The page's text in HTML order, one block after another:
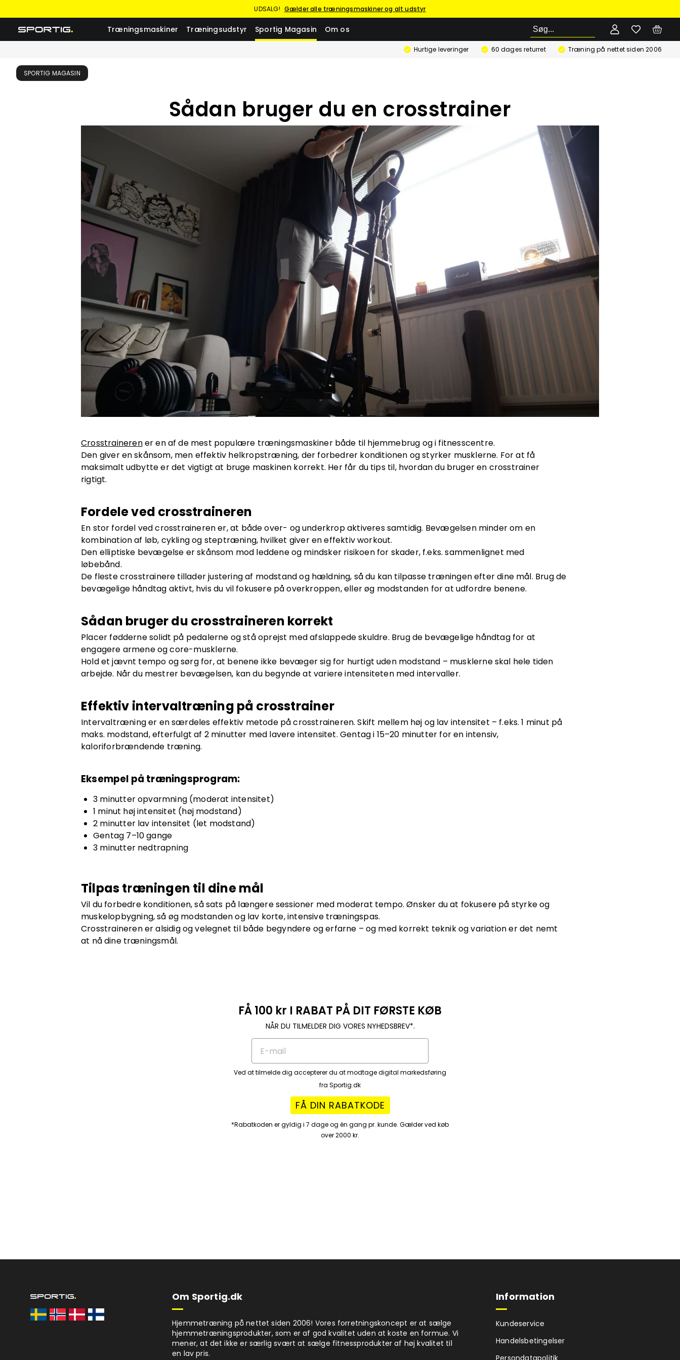
UDSALG! Gælder alle træningsmaskiner og alt udstyr
Træningsmaskiner Træningsudstyr Sportig Magasin Om os Søg
Hurtige leveringer 60 dages returret Træning på nettet siden 2006
SPORTIG MAGASIN
Sådan bruger du en crosstrainer
Crosstrainerener en af de mest populære træningsmaskiner både til hjemmebrug og i fitnesscentre.
Den giver en skånsom, men effektiv helkropstræning, der forbedrer konditionen og styrker musklerne. For at få
maksimalt udbytte er det vigtigt at bruge maskinen korrekt. Her får du tips til, hvordan du bruger en crosstrainer
rigtigt.
Fordele ved crosstraineren
En stor fordel ved crosstraineren er, at både over- og underkrop aktiveres samtidig. Bevægelsen minder om en
kombination af løb, cykling og steptræning, hvilket giver en effektiv workout.
Den elliptiske bevægelse er skånsom mod leddene og mindsker risikoen for skader, f.eks. sammenlignet med
løbebånd.
De fleste crosstrainere tillader justering af modstand og hældning, så du kan tilpasse træningen efter dine mål. Brug de
bevægelige håndtag aktivt, hvis du vil fokusere på overkroppen, eller øg modstanden for at udfordre benene.
Sådan bruger du crosstraineren korrekt
Placer fødderne solidt på pedalerne og stå oprejst med afslappede skuldre. Brug de bevægelige håndtag for at
engagere armene og core-musklerne.
Hold et jævnt tempo og sørg for, at benene ikke bevæger sig for hurtigt uden modstand – musklerne skal hele tiden
arbejde. Når du mestrer bevægelsen, kan du begynde at variere intensiteten med intervaller.
Effektiv intervaltræning på crosstrainer
Intervaltræning er en særdeles effektiv metode på crosstraineren. Skift mellem høj og lav intensitet – f.eks. 1 minut på
maks. modstand, efterfulgt af 2 minutter med lavere intensitet. Gentag i 15–20 minutter for en intensiv,
kaloriforbrændende træning.
Eksempel på træningsprogram:
3 minutter opvarmning (moderat intensitet)
1 minut høj intensitet (høj modstand)
2 minutter lav intensitet (let modstand)
Gentag 7–10 gange
3 minutter nedtrapning
Tilpas træningen til dine mål
Vil du forbedre konditionen, så sats på længere sessioner med moderat tempo. Ønsker du at fokusere på styrke og
muskelopbygning, så øg modstanden og lav korte, intensive træningspas.
Crosstraineren er alsidig og velegnet til både begyndere og erfarne – og med korrekt teknik og variation er det nemt
at nå dine træningsmål.
FÅ 100 kr I RABAT PÅ DIT FØRSTE KØB
NÅR DU TILMELDER DIG VORES NYHEDSBREV*.
Ved at tilmelde dig accepterer du at modtage digital markedsføring
fra Sportig.dk
FÅ DIN RABATKODE
*Rabatkoden er gyldig i 7 dage og én gang pr. kunde. Gælder ved køb
over 2000 kr.
Om Sportig.dk
Hjemmetræning på nettet siden 2006! Vores forretningskoncept er at sælge
hjemmetræningsprodukter, som er af god kvalitet uden at koste en formue. Vi
mener, at det ikke er særlig svært at sælge fitnessprodukter af høj kvalitet til
en lav pris.
Information
Kundeservice
Handelsbetingelser
Persondatapolitik